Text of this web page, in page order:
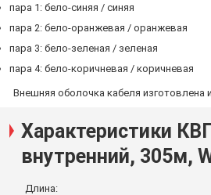
пара 1: бело-синяя / синяя
пара 2: бело-оранжевая / оранжевая
пара 3: бело-зеленая / зеленая
пара 4: бело-коричневая / коричневая
Внешняя оболочка кабеля изготовлена
Характеристики
внутренний, 305м,
Длина: